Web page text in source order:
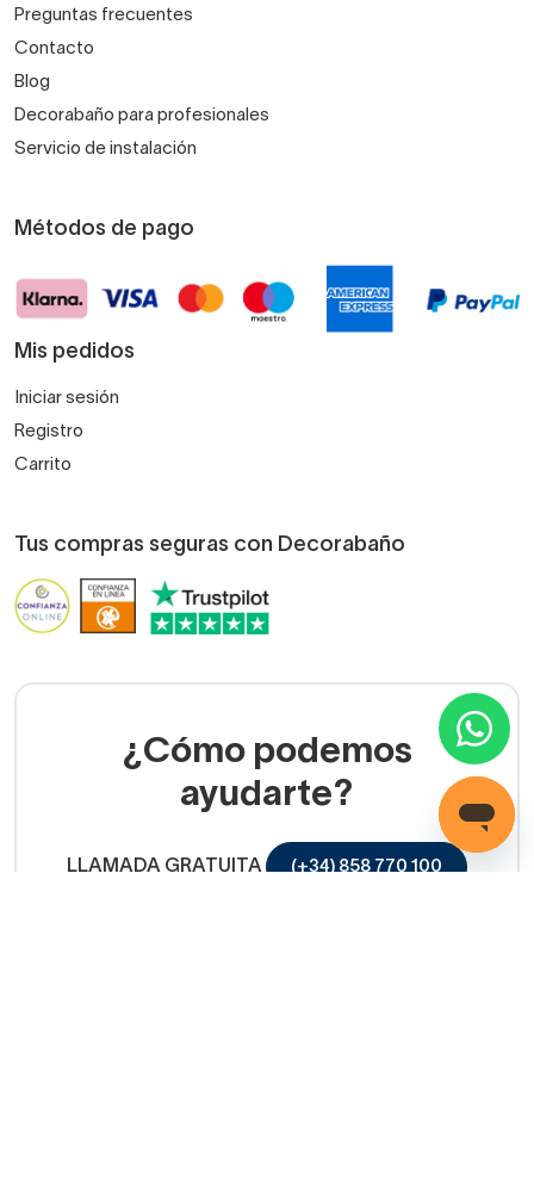
Preguntas frecuentes
Contacto
Blog
Decorabaño para profesionales
Servicio de instalación
Métodos de pago
Mis pedidos
Iniciar sesión
Registro
Carrito
Tus compras seguras con Decorabaño
¿Cómo podemos
ayudarte?
LLAMADA GRATUITA (+34) 858 770 100